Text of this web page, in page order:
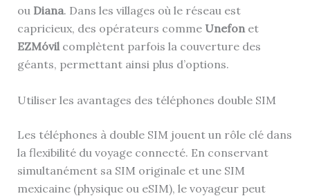
ou Diana. Dans les villages où le réseau est
capricieux, des opérateurs comme Unefonet
EZMóvilcomplètent parfois la couverture des
géants, permettant ainsi plus d’options.
Utiliser les avantages des téléphones double SIM
Les téléphones à double SIM jouent un rôle clé dans
la flexibilité du voyage connecté. En conservant
simultanément sa SIM originale et une SIM
mexicaine (physique ou eSIM), le voyageur peut